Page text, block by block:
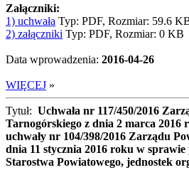
Załączniki:
1) uchwała Typ: PDF, Rozmiar: 59.6
2) załączniki Typ: PDF, Rozmiar: 0 KB
Data wprowadzenia: 2016-04-26
WIĘCEJ »
Tytuł: Uchwała nr 117/450/2016
Tarnogórskiego z dnia 2 marca 2016
uchwały nr 104/398/2016 Zarządu
dnia 11 stycznia 2016 roku w
Starostwa Powiatowego, jednostek